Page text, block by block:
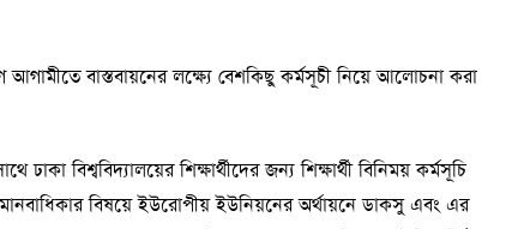
বাস্তবায়নের লক্ষ্যে বেশকিছু কর্মসূচী নিয়ে আলোচনা করা
বিশ্ববিদ্যালয়ের শিক্ষার্থীদের জন্য শিক্ষার্থী বিনিময় কর্মসূচি
বিষয়ে ইউরোপীয় ইউনিয়নের অর্থায়নে ডাকসু এবং এর